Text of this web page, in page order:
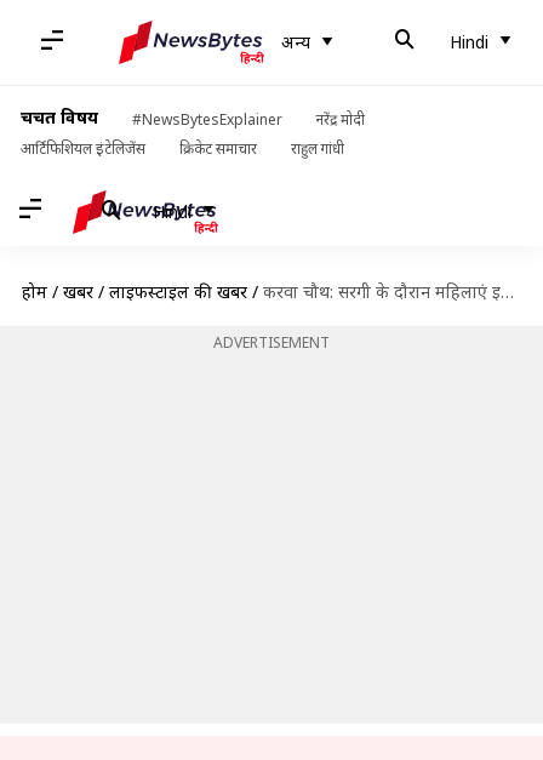
अन्य Hindi
चर्चित विषय #NewsBytesExplainer
नरेंद्र मोदी
आर्टिफिशियल इंटेलिजेंस
क्रिकेट समाचार राहुल गांधी
Hindi
होम / खबरें / लाइफस्टाइल की खबरें / करवा चौथ: सरगी के दौरान महिलाएं इन चीजों का करें सेवन
ADVERTISEMENT